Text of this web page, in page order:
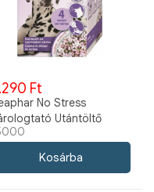
Ft
No Stress
Utántöltő